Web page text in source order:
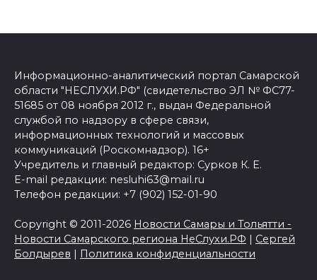
Информационно-аналитический портал Самарской
области "НЕСЛУХИ.РФ" (свидетельство ЭЛ № ФС77-
51685 от 08 ноября 2012 г., выдан Федеральной
службой по надзору в сфере связи,
информационных технологий и массовых
коммуникаций (Роскомнадзор). 16+
Учредитель и главный редактор: Сурков К. Е.
E-mail редакции: nesluhi63@mail.ru
Телефон редакции: +7 (902) 152-01-90
Copyright © 2011-2026 Новости Самары и Тольятти -
Новости Самарского региона НеСлухи.РФ | Сергей
Болдырев | Политика конфиденциальности